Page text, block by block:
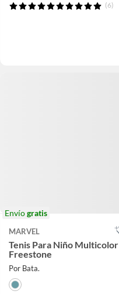
(6)
Envíogratis
MARVEL
Tenis Para Niño Multicolor
Freestone
Por Bata.